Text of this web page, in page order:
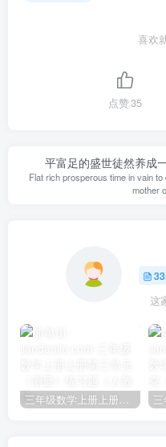
喜欢
点赞35
平富足的盛世徒然养成
Flat rich prosperous time in vain
mother
这